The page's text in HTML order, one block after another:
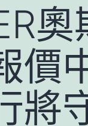
奧
價
將